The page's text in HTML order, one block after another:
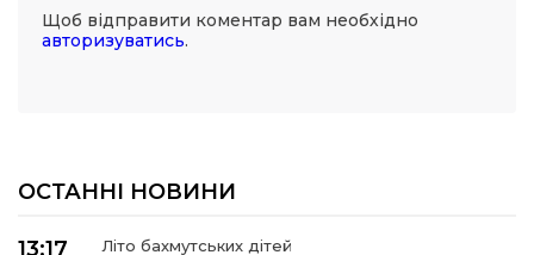
Щоб відправити коментар вам необхідно
авторизуватись.
ОСТАННІ НОВИНИ
13:17 Літо бахмутських дітей